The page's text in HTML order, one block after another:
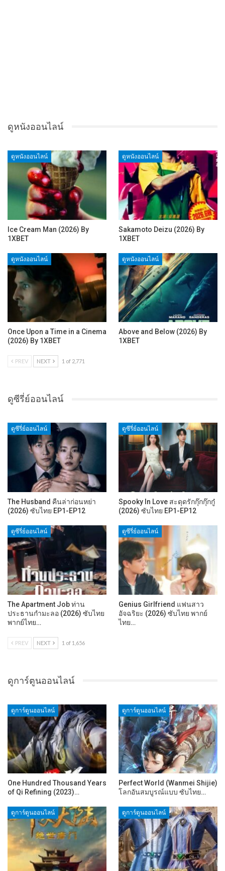
ดูหนังออนไลน์
ดูหนังออนไลน์
Ice Cream Man (2026) By
1XBET
ดูหนังออนไลน์
Sakamoto Deizu (2026) By
1XBET
ดูหนังออนไลน์
Once Upon a Time in a Cinema
(2026) By 1XBET
ดูหนังออนไลน์
Above and Below (2026) By
1XBET
PREV NEXT 1 of 2,771
ดูซีรี่ย์ออนไลน์
ดูซีรี่ย์ออนไลน์
The Husband คืนล่าก่อนหย่า
(2026) ซับไทย EP1-EP12
ดูซีรี่ย์ออนไลน์
Spooky In Love สะดุดรักกุ๊กกุ๊กกู๋
(2026) ซับไทย EP1-EP12
ดูซีรี่ย์ออนไลน์
The Apartment Job ท่าน
ประธานกำมะลอ (2026) ซับไทย
พากย์ไทย…
ดูซีรี่ย์ออนไลน์
Genius Girlfriend แฟนสาว
อัจฉริยะ (2026) ซับไทย พากย์
ไทย…
PREV NEXT 1 of 1,656
ดูการ์ตูนออนไลน์
ดูการ์ตูนออนไลน์
One Hundred Thousand Years
of Qi Refining (2023)…
ดูการ์ตูนออนไลน์
Perfect World (Wanmei Shijie)
โลกอันสมบูรณ์แบบ ซับไทย…
ดูการ์ตูนออนไลน์ ดูการ์ตูนออนไลน์